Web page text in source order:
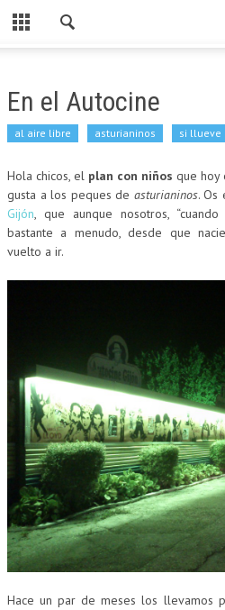
Cerrar
CATEGORIAS
ASTURIANINOS
RUTAS
AL AIRE LIBRE
PARA COMER
LUDOTECAS
CUMPLEAÑOS
MUSEOS
CONTACT
En el Autocine
al aire libre asturianinos si llueve
Hola chicos, el plan con niños que hoy
gusta a los peques de asturianinos. Os
Gijón, que aunque nosotros,
bastante a menudo, desde que
vuelto a ir.
Hace un par de meses los llevamos